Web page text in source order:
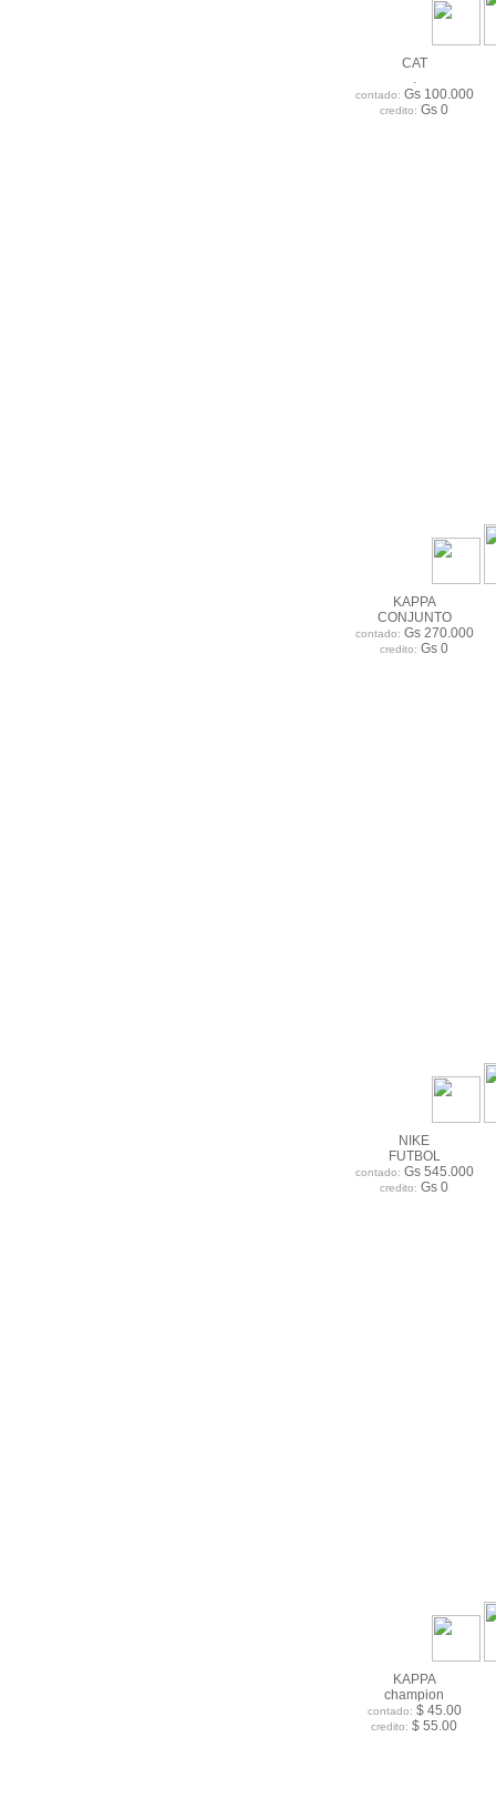
CAT
.
contado: Gs 100.000
credito: Gs 0
KAPPA
CONJUNTO
contado: Gs 270.000
credito: Gs 0
NIKE
FUTBOL
contado: Gs 545.000
credito: Gs 0
KAPPA
champion
contado: $ 45.00
credito: $ 55.00